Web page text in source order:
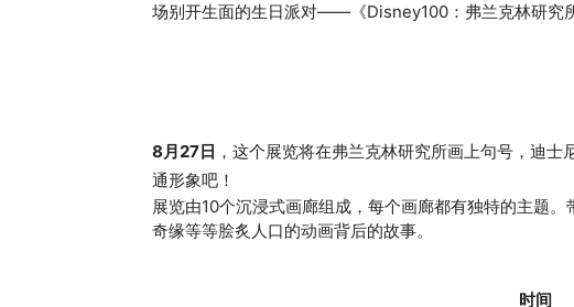
场别开生面的生日派对——《Disney100：弗兰克林研究
8月27日 ，这个展览将在弗兰克林研究所画上句号，迪
通形象吧！
展览由10个沉浸式画廊组成，每个画廊都有独特的主题
奇缘等等脍炙人口的动画背后的故事。
时间